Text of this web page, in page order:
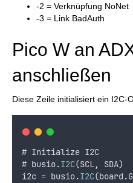
-2 = Verknüpfung NoNet
-3 = Link BadAuth
Pico W an
anschließen
Diese Zeile initialisiert ein I2C-
# Initialize I2C
# busio.I2C(SCL, SDA)
i2c = busio.I2C(board .